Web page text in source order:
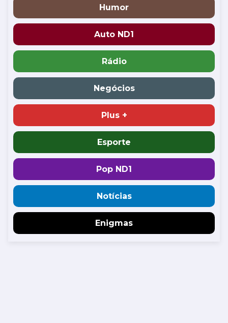
Humor
Auto ND1
Rádio
Negócios
Plus +
Esporte
Pop ND1
Notícias
Enigmas